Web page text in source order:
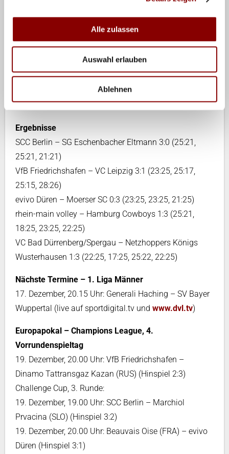
Alle zulassen
Auswahl erlauben
Ablehnen
beim SCC Berlin. Die letzte Bundesligapartie des Jahres
2007 bestreiten am Montag Generali Haching und der
SV Bayer Wuppertal (ab 20 Uhr live auf sportdigital.tv
und www.dvl.tv). Die Wuppertaler wollen eine Serie von
vier Niederlagen beenden, während es für die
Hausherren wichtig ist, sich nach dem Pokal-Aus in
Eltmann mit einem Erfolg von ihren Fans in die
Feiertage zu verabschieden.
Ergebnisse
SCC Berlin – SG Eschenbacher Eltmann 3:0 (25:21,
25:21, 21:21)
VfB Friedrichshafen – VC Leipzig 3:1 (23:25, 25:17,
25:15, 28:26)
evivo Düren – Moerser SC 0:3 (23:25, 23:25, 21:25)
rhein-main volley – Hamburg Cowboys 1:3 (25:21,
18:25, 23:25, 22:25)
VC Bad Dürrenberg/Spergau – Netzhoppers Königs
Wusterhausen 1:3 (22:25, 17:25, 25:22, 22:25)
Nächste Termine – 1. Liga Männer
17. Dezember, 20.15 Uhr: Generali Haching – SV Bayer
Wuppertal (live auf sportdigital.tv und www.dvl.tv)
Europapokal – Champions League, 4.
Vorrundenspieltag
19. Dezember, 20.00 Uhr: VfB Friedrichshafen –
Dinamo Tattransgaz Kazan (RUS) (Hinspiel 2:3)
Challenge Cup, 3. Runde:
19. Dezember, 19.00 Uhr: SCC Berlin – Marchiol
Prvacina (SLO) (Hinspiel 3:2)
19. Dezember, 20.00 Uhr: Beauvais Oise (FRA) – evivo
Düren (Hinspiel 3:1)